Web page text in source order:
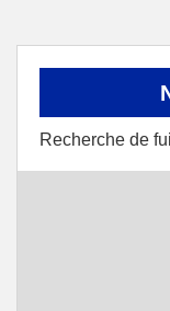
Recherche de